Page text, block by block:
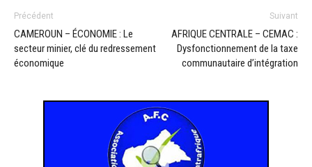
Précédent
CAMEROUN – ÉCONOMIE : Le
secteur minier, clé du redressement
économique
Suivant
AFRIQUE CENTRALE – CEMAC :
Dysfonctionnement de la taxe
communautaire d’intégration